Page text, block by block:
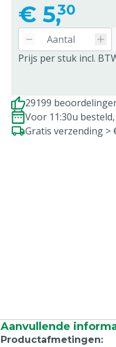
€ 5,30
Prijs per stuk incl.
29199
Voor 11:30u
Gratis verzending >
Aanvullende
Productafmetingen: